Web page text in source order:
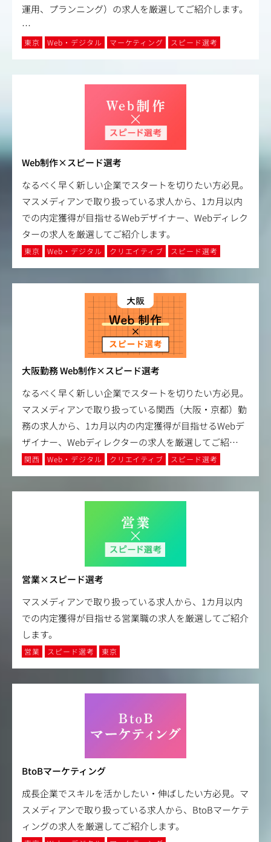
運用、プランニング）の求人を厳選してご紹介します。
…
東京 Web・デジタル マーケティング スピード選考
Web制作×スピード選考
なるべく早く新しい企業でスタートを切りたい方必見。
マスメディアンで取り扱っている求人から、1カ月以内
での内定獲得が目指せるWebデザイナー、Webディレク
ターの求人を厳選してご紹介します。
東京 Web・デジタル クリエイティブ スピード選考
大阪勤務 Web制作×スピード選考
なるべく早く新しい企業でスタートを切りたい方必見。
マスメディアンで取り扱っている関西（大阪・京都）勤
務の求人から、1カ月以内の内定獲得が目指せるWebデ
ザイナー、Webディレクターの求人を厳選してご紹…
関西 Web・デジタル クリエイティブ スピード選考
営業×スピード選考
マスメディアンで取り扱っている求人から、1カ月以内
での内定獲得が目指せる営業職の求人を厳選してご紹介
します。
営業 スピード選考 東京
BtoBマーケティング
成長企業でスキルを活かしたい・伸ばしたい方必見。マ
スメディアンで取り扱っている求人から、BtoBマーケテ
ィングの求人を厳選してご紹介します。